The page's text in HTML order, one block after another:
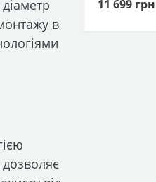
в
11 699грн